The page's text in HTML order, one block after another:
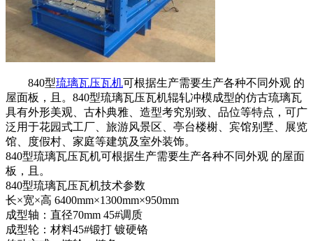
840型琉璃瓦压瓦机可根据生产需要生产各种不同外观 的
屋面板，且。840型琉璃瓦压瓦机辊轧冲模成型的仿古琉璃瓦
具有外形美观、古朴典雅、造型考究别致、品位等特点，可广
泛用于花园式工厂、旅游风景区、亭台楼榭、宾馆别墅、展览
馆、度假村、家庭等建筑及室外装饰。
840型琉璃瓦压瓦机可根据生产需要生产各种不同外观 的屋面
板，且。
840型琉璃瓦压瓦机技术参数
长×宽×高 6400mm×1300mm×950mm
成型轴：直径70mm 45#调质
成型轮：材料45#锻打 镀硬铬